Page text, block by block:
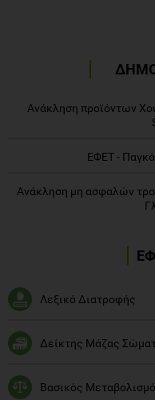
Ανάκληση προϊόντων
ΕΦΕΤ -
Ανάκληση μη ασφαλών
Λεξικό Διατροφής
Δείκτης Μάζας
Βασικός